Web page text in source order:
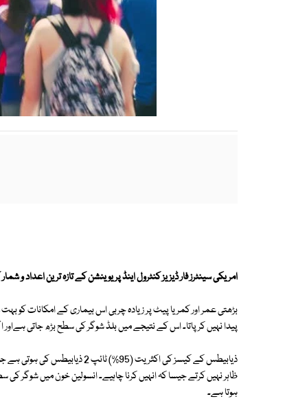
امریکی سینٹرز فار ڈیزیز کنٹرول اینڈ پریوینشن کے تازہ ترین اعداد و شمار کے مطابق تقریباً 16 فیصد امریکی
بڑھتی عمر اور کمر یا پیٹ پر زیادہ چربی اس بیماری کے امکانات
پیدا نہیں کرپاتا۔ اس کے نتیجے میں بلڈ شوگر کی سطح بڑھ جاتی
ذیابیطس کے کیسز کی اکثریت
ہوتا ہے۔